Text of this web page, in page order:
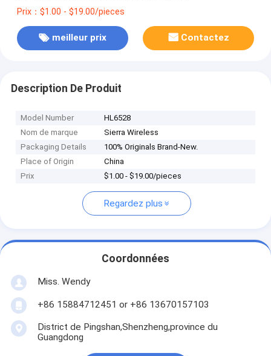
Prix：$1.00 - $19.00/pieces
meilleur prix Contactez
Description De Produit
Model Number
HL6528
Nom de marque
Sierra Wireless
Packaging Details
100% Originals Brand-New.
Place of Origin
China
Prix
$1.00 - $19.00/pieces
Regardez plus
Coordonnées
Miss. Wendy
+86 15884712451 or +86 13670157103
District de Pingshan,Shenzheng,province du
Guangdong